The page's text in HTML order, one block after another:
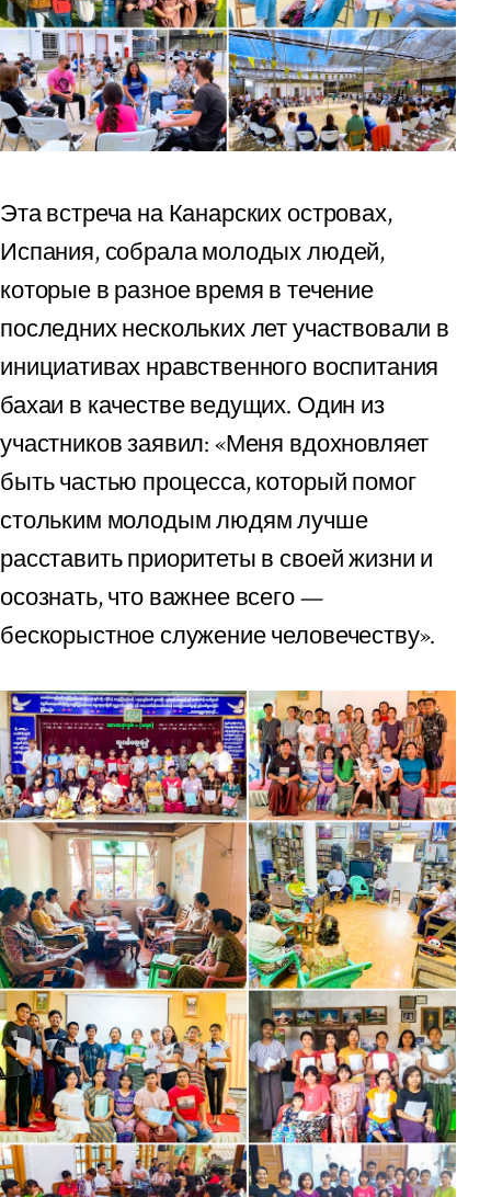
Эта встреча на Канарских островах,
Испания, собрала молодых людей,
которые в разное время в течение
последних нескольких лет участвовали в
инициативах нравственного воспитания
бахаи в качестве ведущих. Один из
участников заявил: «Меня вдохновляет
быть частью процесса, который помог
стольким молодым людям лучше
расставить приоритеты в своей жизни и
осознать, что важнее всего —
бескорыстное служение человечеству».